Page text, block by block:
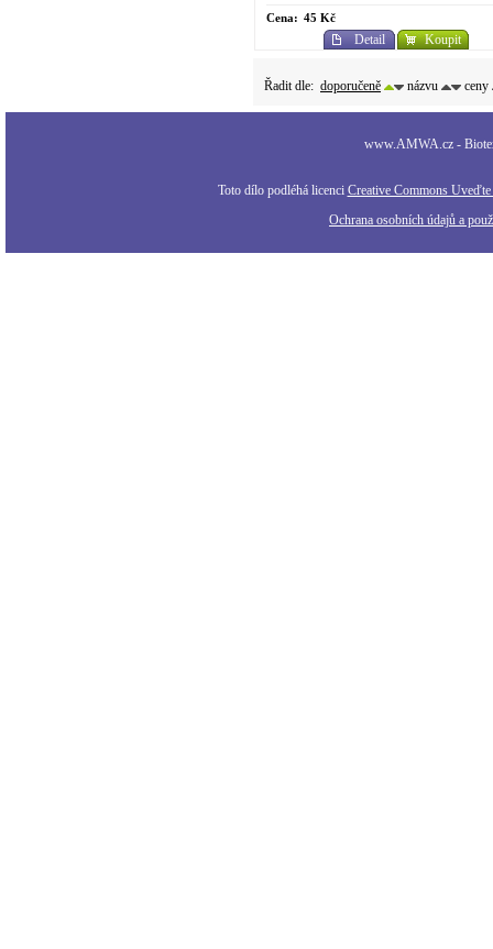
Cena: 45 Kč
Detail Koupit
Řadit dle: doporučeně názvu ceny
www.AMWA.cz -
Toto dílo podléhá licenci Creative Commons
Ochrana osobních údajů a